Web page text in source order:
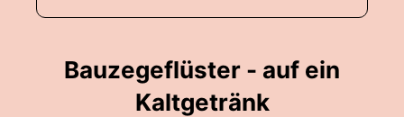
Bauzegeflüster - auf ein
Kaltgetränk